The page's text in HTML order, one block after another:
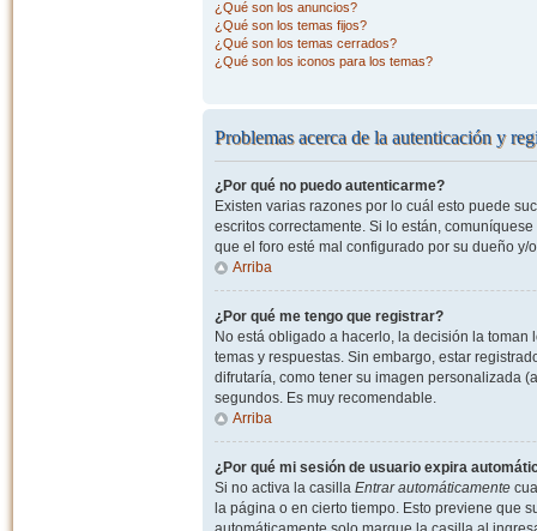
¿Qué son los anuncios?
¿Qué son los temas fijos?
¿Qué son los temas cerrados?
¿Qué son los iconos para los temas?
Problemas acerca de la autenticación y
¿Por qué no puedo autenticarme?
Existen varias razones por lo cuál esto puede
escritos correctamente. Si lo están,
que el foro esté mal configurado por su dueño
Arriba
¿Por qué me tengo que registrar?
No está obligado a hacerlo, la decisión la
temas y respuestas. Sin embargo, estar
difrutaría, como tener su imagen personalizada
segundos. Es muy recomendable.
Arriba
¿Por qué mi sesión de usuario expira
Si no activa la casilla Entrar automáticamente
la página o en cierto tiempo. Esto previene que